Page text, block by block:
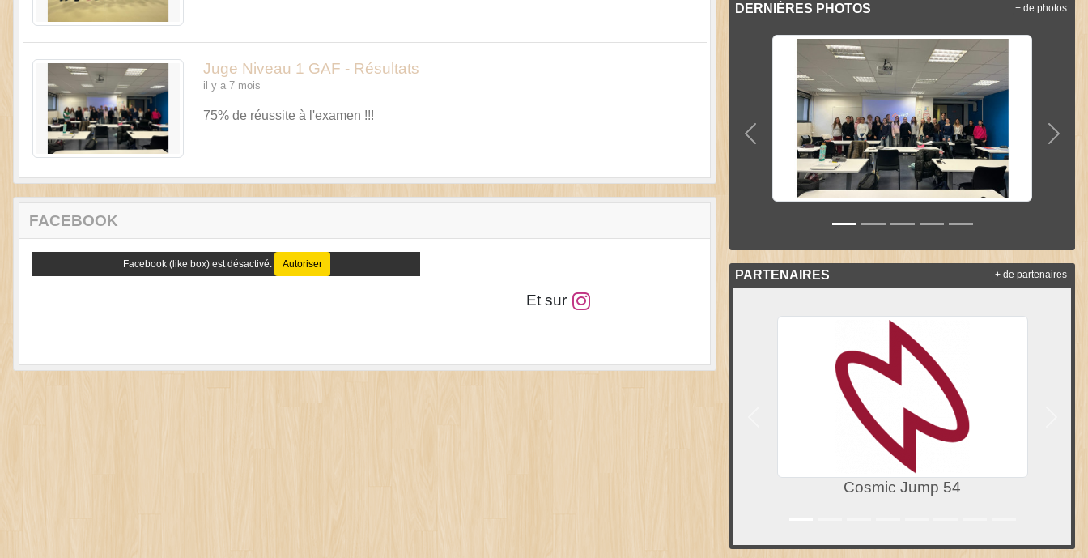
Juge Niveau 1 GAF - Résultats
il y a 7 mois
75% de réussite à l'examen !!!
FACEBOOK
Facebook (like box) est désactivé. Autoriser
Et sur
DERNIÈRES PHOTOS
Précedent
+ de photos
PARTENAIRES
Région Grand Est
+ de partenaires